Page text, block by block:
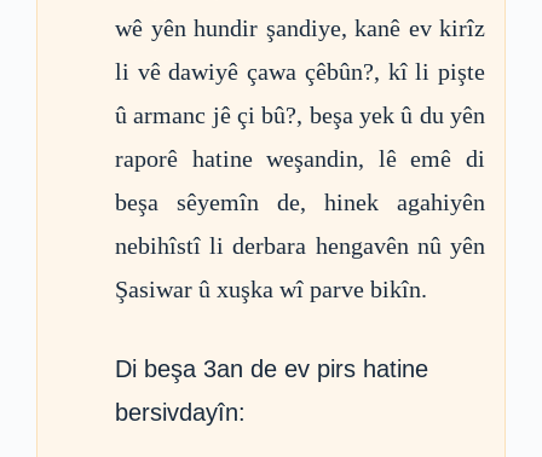
wê yên hundir şandiye, kanê ev kirîz
li vê dawiyê çawa çêbûn?, kî li pişte
û armanc jê çi bû?, beşa yek û du yên
raporê hatine weşandin, lê emê di
beşa sêyemîn de, hinek agahiyên
nebihîstî li derbara hengavên nû yên
Şasiwar û xuşka wî parve bikîn.
Di beşa 3an de ev pirs hatine
bersivdayîn: